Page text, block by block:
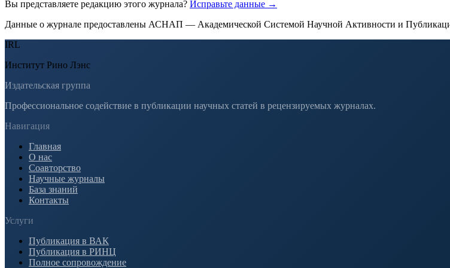
Вы представляете редакцию этого журнала? Исправьте данные →
Данные о журнале предоставлены АСНАП — Академической Системой Научной Активности и
IRL
Институт Рино Лэнс
Издательская группа
Профессиональное содействие в публикации научных статей в рецензируемых журналах.
Навигация
Главная
О нас
Соавторство
Научные журналы
База знаний
Контакты
Услуги
Публикация в ВАК
Публикация в РИНЦ
Полное сопровождение